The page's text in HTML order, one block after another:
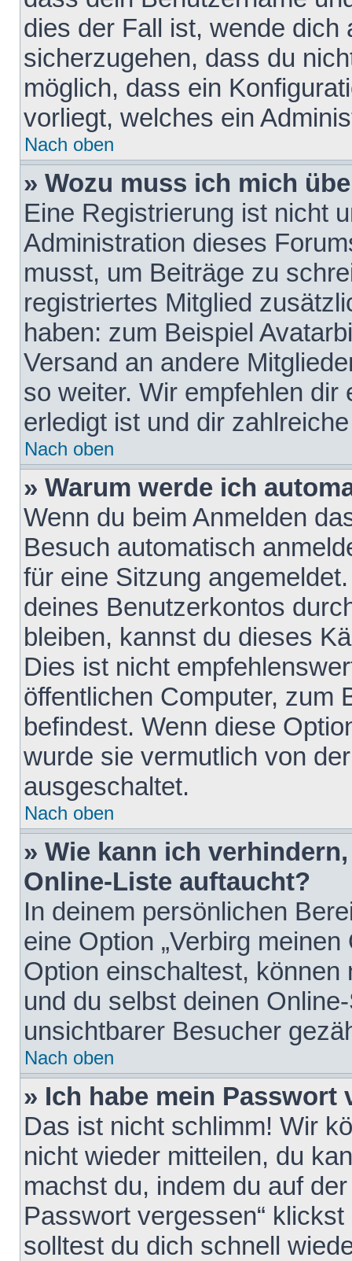
dies der Fall ist, wende dich
sicherzugehen, dass du
möglich, dass ein
vorliegt, welches ein
Nach oben
» Wozu muss ich mich
Eine Registrierung ist nicht
Administration dieses
musst, um Beiträge zu
registriertes Mitglied
haben: zum Beispiel
Versand an andere
so weiter. Wir empfehlen
erledigt ist und dir
Nach oben
» Warum werde ich
Wenn du beim Anmelden
Besuch automatisch
für eine Sitzung
deines Benutzerkontos
bleiben, kannst du dieses
Dies ist nicht
öffentlichen Computer, zum
befindest. Wenn diese
wurde sie vermutlich von
ausgeschaltet.
Nach oben
» Wie kann ich
Online-Liste auftaucht?
In deinem persönlichen
eine Option „Verbirg
Option einschaltest,
und du selbst deinen
unsichtbarer Besucher
Nach oben
» Ich habe mein Passwort
Das ist nicht schlimm! Wir
nicht wieder mitteilen, du
machst du, indem du auf
Passwort vergessen“
solltest du dich schnell